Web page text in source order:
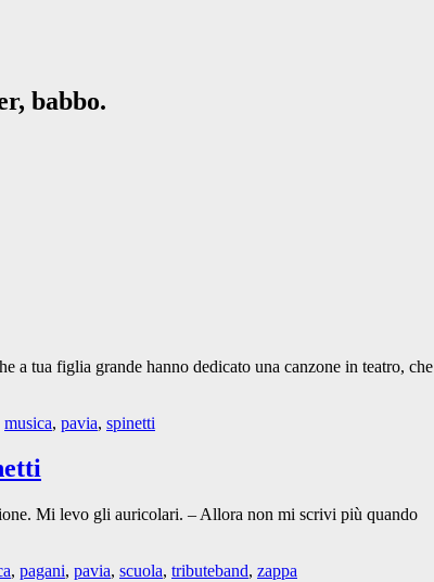
babbo.
a tua figlia grande hanno dedicato una canzone in teatro, che
musica, pavia, spinetti
Mi levo gli auricolari. – Allora non mi scrivi più quando
, pagani, pavia, scuola, tributeband, zappa